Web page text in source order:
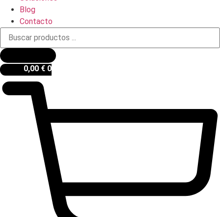
Blog
Contacto
Búsqueda
productos
0,00 € 0